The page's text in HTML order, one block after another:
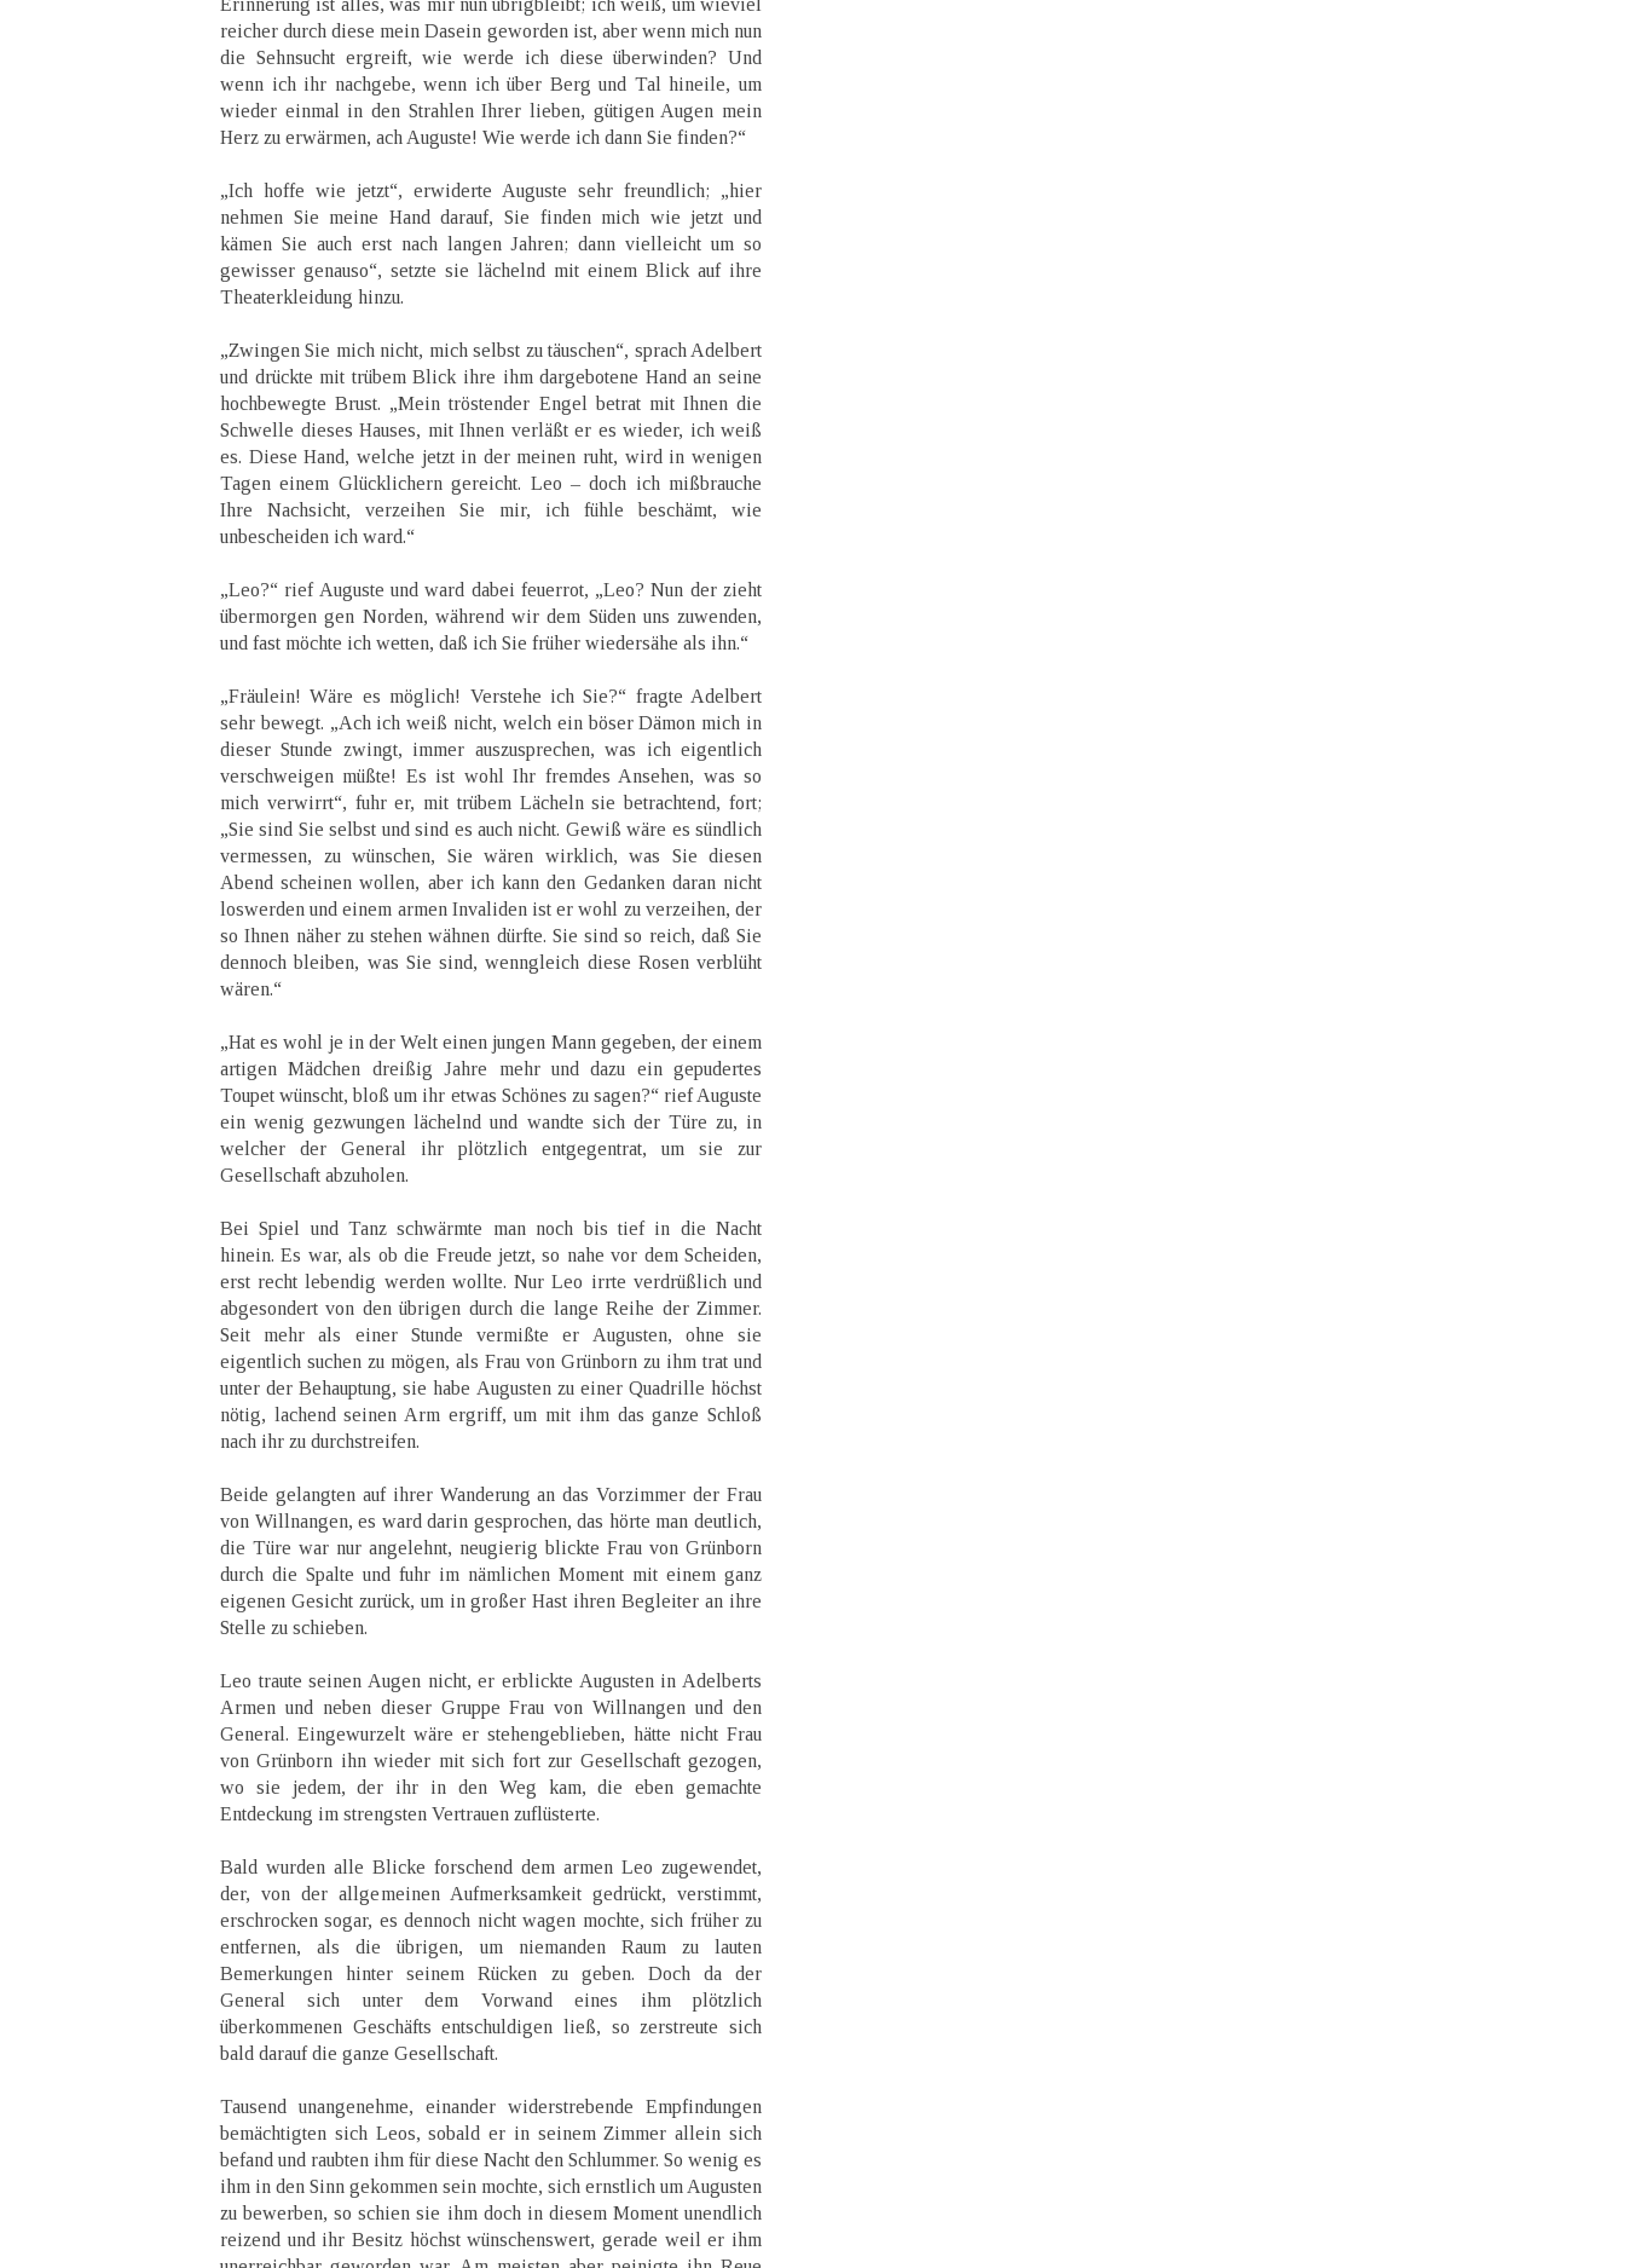
reicher durch diese mein Dasein geworden ist, aber wenn mich nun
die Sehnsucht ergreift, wie werde ich diese überwinden? Und
wenn ich ihr nachgebe, wenn ich über Berg und Tal hineile, um
wieder einmal in den Strahlen Ihrer lieben, gütigen Augen mein
Herz zu erwärmen, ach Auguste! Wie werde ich dann Sie finden?“
„Ich hoffe wie jetzt“, erwiderte Auguste sehr freundlich; „hier
nehmen Sie meine Hand darauf, Sie finden mich wie jetzt und
kämen Sie auch erst nach langen Jahren; dann vielleicht um so
gewisser genauso“, setzte sie lächelnd mit einem Blick auf ihre
Theaterkleidung hinzu.
„Zwingen Sie mich nicht, mich selbst zu täuschen“, sprach Adelbert
und drückte mit trübem Blick ihre ihm dargebotene Hand an seine
hochbewegte Brust. „Mein tröstender Engel betrat mit Ihnen die
Schwelle dieses Hauses, mit Ihnen verläßt er es wieder, ich weiß
es. Diese Hand, welche jetzt in der meinen ruht, wird in wenigen
Tagen einem Glücklichern gereicht. Leo – doch ich mißbrauche
Ihre Nachsicht, verzeihen Sie mir, ich fühle beschämt, wie
unbescheiden ich ward.“
„Leo?“ rief Auguste und ward dabei feuerrot, „Leo? Nun der zieht
übermorgen gen Norden, während wir dem Süden uns zuwenden,
und fast möchte ich wetten, daß ich Sie früher wiedersähe als ihn.“
„Fräulein! Wäre es möglich! Verstehe ich Sie?“ fragte Adelbert
sehr bewegt. „Ach ich weiß nicht, welch ein böser Dämon mich in
dieser Stunde zwingt, immer auszusprechen, was ich eigentlich
verschweigen müßte! Es ist wohl Ihr fremdes Ansehen, was so
mich verwirrt“, fuhr er, mit trübem Lächeln sie betrachtend, fort;
„Sie sind Sie selbst und sind es auch nicht. Gewiß wäre es sündlich
vermessen, zu wünschen, Sie wären wirklich, was Sie diesen
Abend scheinen wollen, aber ich kann den Gedanken daran nicht
loswerden und einem armen Invaliden ist er wohl zu verzeihen, der
so Ihnen näher zu stehen wähnen dürfte. Sie sind so reich, daß Sie
dennoch bleiben, was Sie sind, wenngleich diese Rosen verblüht
wären.“
„Hat es wohl je in der Welt einen jungen Mann gegeben, der einem
artigen Mädchen dreißig Jahre mehr und dazu ein gepudertes
Toupet wünscht, bloß um ihr etwas Schönes zu sagen?“ rief Auguste
ein wenig gezwungen lächelnd und wandte sich der Türe zu, in
welcher der General ihr plötzlich entgegentrat, um sie zur
Gesellschaft abzuholen.
Bei Spiel und Tanz schwärmte man noch bis tief in die Nacht
hinein. Es war, als ob die Freude jetzt, so nahe vor dem Scheiden,
erst recht lebendig werden wollte. Nur Leo irrte verdrüßlich und
abgesondert von den übrigen durch die lange Reihe der Zimmer.
Seit mehr als einer Stunde vermißte er Augusten, ohne sie
eigentlich suchen zu mögen, als Frau von Grünborn zu ihm trat und
unter der Behauptung, sie habe Augusten zu einer Quadrille höchst
nötig, lachend seinen Arm ergriff, um mit ihm das ganze Schloß
nach ihr zu durchstreifen.
Beide gelangten auf ihrer Wanderung an das Vorzimmer der Frau
von Willnangen, es ward darin gesprochen, das hörte man deutlich,
die Türe war nur angelehnt, neugierig blickte Frau von Grünborn
durch die Spalte und fuhr im nämlichen Moment mit einem ganz
eigenen Gesicht zurück, um in großer Hast ihren Begleiter an ihre
Stelle zu schieben.
Leo traute seinen Augen nicht, er erblickte Augusten in Adelberts
Armen und neben dieser Gruppe Frau von Willnangen und den
General. Eingewurzelt wäre er stehengeblieben, hätte nicht Frau
von Grünborn ihn wieder mit sich fort zur Gesellschaft gezogen,
wo sie jedem, der ihr in den Weg kam, die eben gemachte
Entdeckung im strengsten Vertrauen zuflüsterte.
Bald wurden alle Blicke forschend dem armen Leo zugewendet,
der, von der allgemeinen Aufmerksamkeit gedrückt, verstimmt,
erschrocken sogar, es dennoch nicht wagen mochte, sich früher zu
entfernen, als die übrigen, um niemanden Raum zu lauten
Bemerkungen hinter seinem Rücken zu geben. Doch da der
General sich unter dem Vorwand eines ihm plötzlich
überkommenen Geschäfts entschuldigen ließ, so zerstreute sich
bald darauf die ganze Gesellschaft.
Tausend unangenehme, einander widerstrebende Empfindungen
bemächtigten sich Leos, sobald er in seinem Zimmer allein sich
befand und raubten ihm für diese Nacht den Schlummer. So wenig es
ihm in den Sinn gekommen sein mochte, sich ernstlich um Augusten
zu bewerben, so schien sie ihm doch in diesem Moment unendlich
reizend und ihr Besitz höchst wünschenswert, gerade weil er ihm